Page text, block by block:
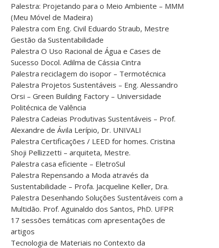
Palestra: Projetando para o Meio Ambiente – MMM
(Meu Móvel de Madeira)
Palestra com Eng. Civil Eduardo Straub, Mestre
Gestão da Sustentabilidade
Palestra O Uso Racional de Água e Cases de
Sucesso Docol. Adilma de Cássia Cintra
Palestra reciclagem do isopor – Termotécnica
Palestra Projetos Sustentáveis – Eng. Alessandro
Orsi – Green Building Factory – Universidade
Politécnica de Valência
Palestra Cadeias Produtivas Sustentáveis – Prof.
Alexandre de Ávila Lerípio, Dr. UNIVALI
Palestra Certificações / LEED for homes. Cristina
Shoji Pellizzetti – arquiteta, Mestre.
Palestra casa eficiente – EletroSul
Palestra Repensando a Moda através da
Sustentabilidade – Profa. Jacqueline Keller, Dra.
Palestra Desenhando Soluções Sustentáveis com a
Multidão. Prof. Aguinaldo dos Santos, PhD. UFPR
17 sessões temáticas com apresentações de
artigos
Tecnologia de Materiais no Contexto da